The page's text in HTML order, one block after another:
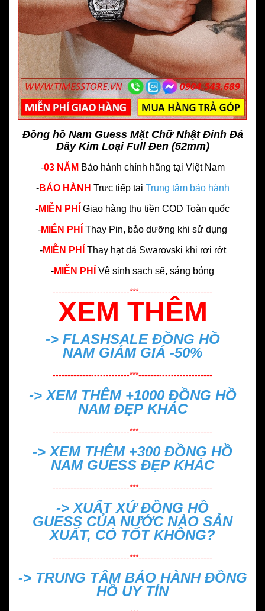
Đồng hồ Nam Guess Mặt Chữ Nhật Đính Đá
Dây Kim Loại Full Đen (52mm)
-03 NĂM Bảo hành chính hãng tại Việt Nam
-BẢO HÀNH Trực tiếp tại Trung tâm bảo hành
-MIỄN PHÍ Giao hàng thu tiền COD Toàn quốc
-MIỄN PHÍ Thay Pin, bảo dưỡng khi sử dụng
-MIỄN PHÍ Thay hạt đá Swarovski khi rơi rớt
-MIỄN PHÍ Vệ sinh sạch sẽ, sáng bóng
--------------------------***-------------------------
XEM THÊM
-> FLASHSALE ĐỒNG HỒ
NAM GIẢM GIÁ -50%
--------------------------***-------------------------
-> XEM THÊM +1000 ĐỒNG HỒ
NAM ĐẸPKHÁC
--------------------------***-------------------------
-> XEM THÊM +300 ĐỒNG HỒ
NAM GUESS ĐẸP KHÁC
--------------------------***-------------------------
->XUẤT XỨ ĐỒNG HỒ
GUESS CỦA NƯỚC NÀO SẢN
XUẤT, CÓ TỐT KHÔNG?
--------------------------***-------------------------
-> TRUNG TÂM BẢO HÀNH ĐỒNG
HỒ UY TÍN